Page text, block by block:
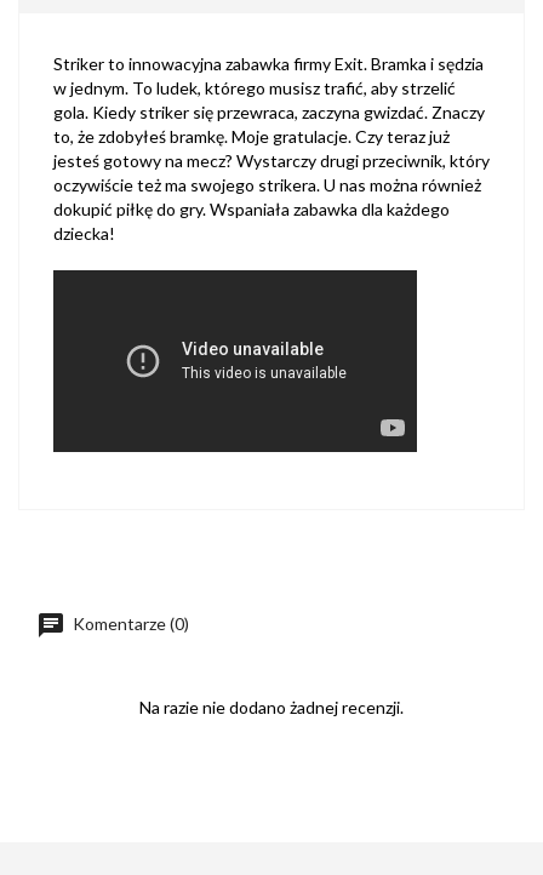
Striker to innowacyjna zabawka firmy Exit. Bramka i sędzia
w jednym. To ludek, którego musisz trafić, aby strzelić
gola. Kiedy striker się przewraca, zaczyna gwizdać. Znaczy
to, że zdobyłeś bramkę. Moje gratulacje. Czy teraz już
jesteś gotowy na mecz? Wystarczy drugi przeciwnik, który
oczywiście też ma swojego strikera. U nas można również
dokupić piłkę do gry. Wspaniała zabawka dla każdego
dziecka!
Komentarze (0)
Na razie nie dodano żadnej recenzji.